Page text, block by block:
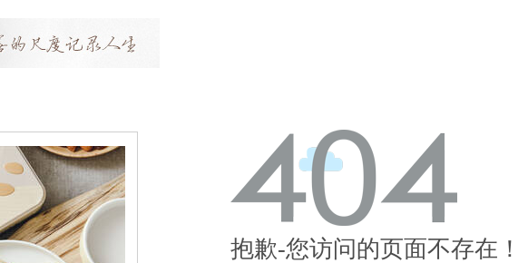
抱歉-您访问的页面不存在！